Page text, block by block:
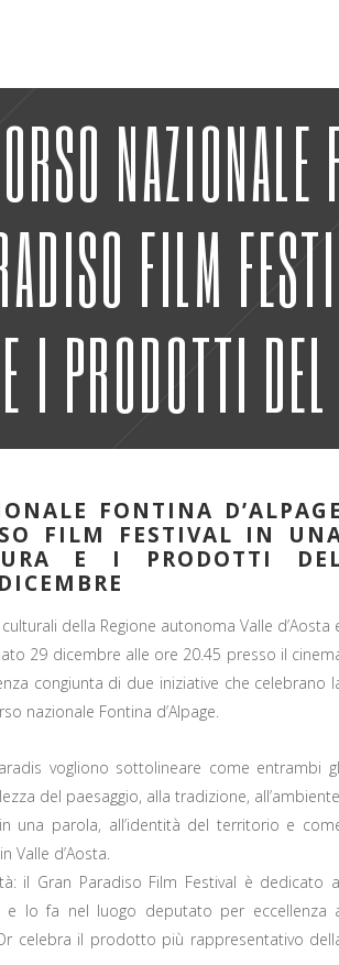
FILM
I PRODOTTI
FONTINA D’ALPAGE
FILM FESTIVAL IN
E I PRODOTTI
della Regione autonoma Valle d’Aosta
29 dicembre alle ore 20.45 presso il
congiunta di due iniziative che celebrano
nazionale Fontina d’Alpage.
vogliono sottolineare come entrambi
del paesaggio, alla tradizione,
una parola, all’identità del territorio e
Valle d’Aosta.
il Gran Paradiso Film Festival è dedicato
lo fa nel luogo deputato per eccellenza
celebra il prodotto più rappresentativo